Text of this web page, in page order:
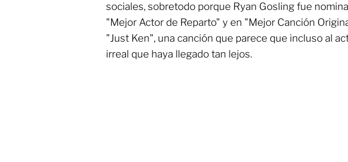
sociales, sobretodo porque Ryan Gosling fue
"Mejor Actor de Reparto" y en "Mejor Canción
"Just Ken", una canción que parece que incluso al
irreal que haya llegado tan lejos.